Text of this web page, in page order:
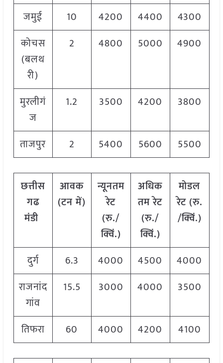
जमुई 10 4200 4400
4300
कोचस
(बलथ
री)
2 4800 5000 4900
मुरलीगं
ज
1.2 3500 4200 3800
ताजपुर 2 5400 5600 5500
छत्तीस
गढ
मंडी
आवक
(टन में)
न्यूनतम
रेट
(रु./
क्विं.)
अधिक
तम रेट
(रु./
क्विं.)
मोडल
रेट (रु.
/क्विं.)
दुर्ग 6.3 4000 4500
4000
राजनांद
गांव
15.5 3000 4000 3500
तिफरा 60 4000 4200 4100